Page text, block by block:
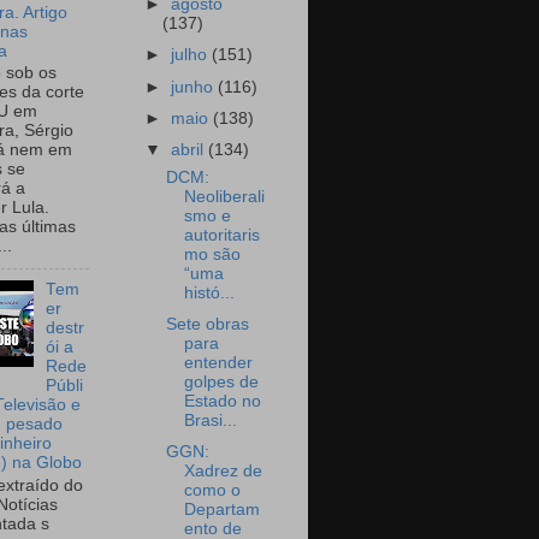
Artigo
sob os
da corte
em
Sérgio
nem em
se
a
Lula.
últimas
Tem
er
destr
ói a
Rede
Públi
e
pesado
na Globo
do
s
►agosto
(137)
► julho (151)
► junho (116)
► maio (138)
▼abril (134)
DCM:
Neoliberali
smo e
autoritaris
mo são
“uma
histó...
Sete obras
para
entender
golpes de
Estado no
Brasi...
GGN:
Xadrez de
como o
Departam
ento de